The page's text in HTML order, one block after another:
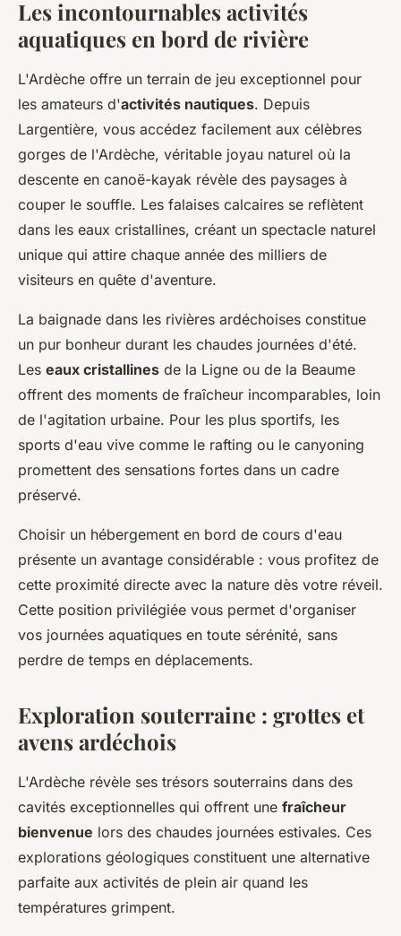
Les incontournables activités
aquatiques en bord de rivière
L'Ardèche offre un terrain de jeu exceptionnel pour
les amateurs d'activités nautiques. Depuis
Largentière, vous accédez facilement aux célèbres
gorges de l'Ardèche, véritable joyau naturel où la
descente en canoë-kayak révèle des paysages à
couper le souffle. Les falaises calcaires se reflètent
dans les eaux cristallines, créant un spectacle naturel
unique qui attire chaque année des milliers de
visiteurs en quête d'aventure.
La baignade dans les rivières ardéchoises constitue
un pur bonheur durant les chaudes journées d'été.
Les eaux cristallines de la Ligne ou de la Beaume
offrent des moments de fraîcheur incomparables, loin
de l'agitation urbaine. Pour les plus sportifs, les
sports d'eau vive comme le rafting ou le canyoning
promettent des sensations fortes dans un cadre
préservé.
Choisir un hébergement en bord de cours d'eau
présente un avantage considérable : vous profitez de
cette proximité directe avec la nature dès votre réveil.
Cette position privilégiée vous permet d'organiser
vos journées aquatiques en toute sérénité, sans
perdre de temps en déplacements.
Exploration souterraine : grottes et
avens ardéchois
L'Ardèche révèle ses trésors souterrains dans des
cavités exceptionnelles qui offrent une fraîcheur
bienvenue lors des chaudes journées estivales. Ces
explorations géologiques constituent une alternative
parfaite aux activités de plein air quand les
températures grimpent.